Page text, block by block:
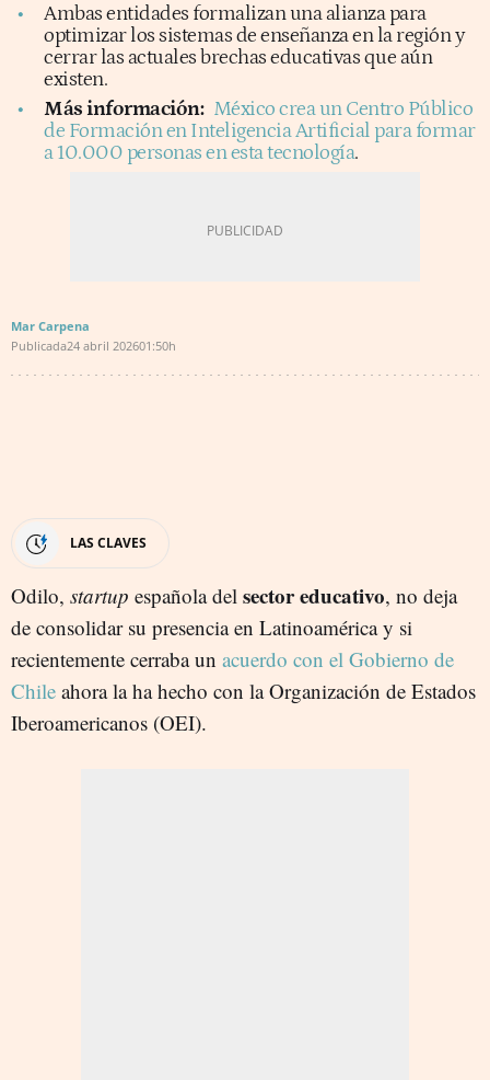
Ambas entidades formalizan una alianza para
optimizar los sistemas de enseñanza en la región y
cerrar las actuales brechas educativas que aún
existen.
Más información: México crea un Centro Público
de Formación en Inteligencia Artificial para formar
a 10.000 personas en esta tecnología.
Mar Carpena
Publicada24 abril 202601:50h
LAS CLAVES
Odilo, startup española del sector educativo, no deja
de consolidar su presencia en Latinoamérica y si
recientemente cerraba un acuerdo con el Gobierno de
Chile ahora la ha hecho con la Organización de Estados
Iberoamericanos (OEI).